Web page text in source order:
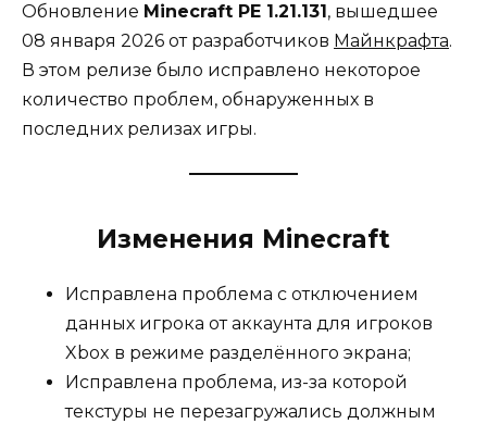
Обновление Minecraft PE 1.21.131, вышедшее
08 января 2026 от разработчиков Майнкрафта.
В этом релизе было исправлено некоторое
количество проблем, обнаруженных в
последних релизах игры.
Изменения Minecraft
Исправлена проблема с отключением
данных игрока от аккаунта для игроков
Xbox в режиме разделённого экрана;
Исправлена проблема, из-за которой
текстуры не перезагружались должным